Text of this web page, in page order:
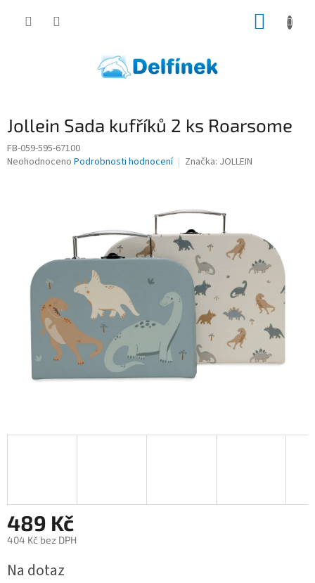
Jollein Sada kufříků 2 ks Roarsome
FB-059-595-67100
Průměrné
Neohodnoceno Podrobnosti hodnocení Značka: JOLLEIN
489 Kč
404 Kč bez DPH
cena:
Na dotaz